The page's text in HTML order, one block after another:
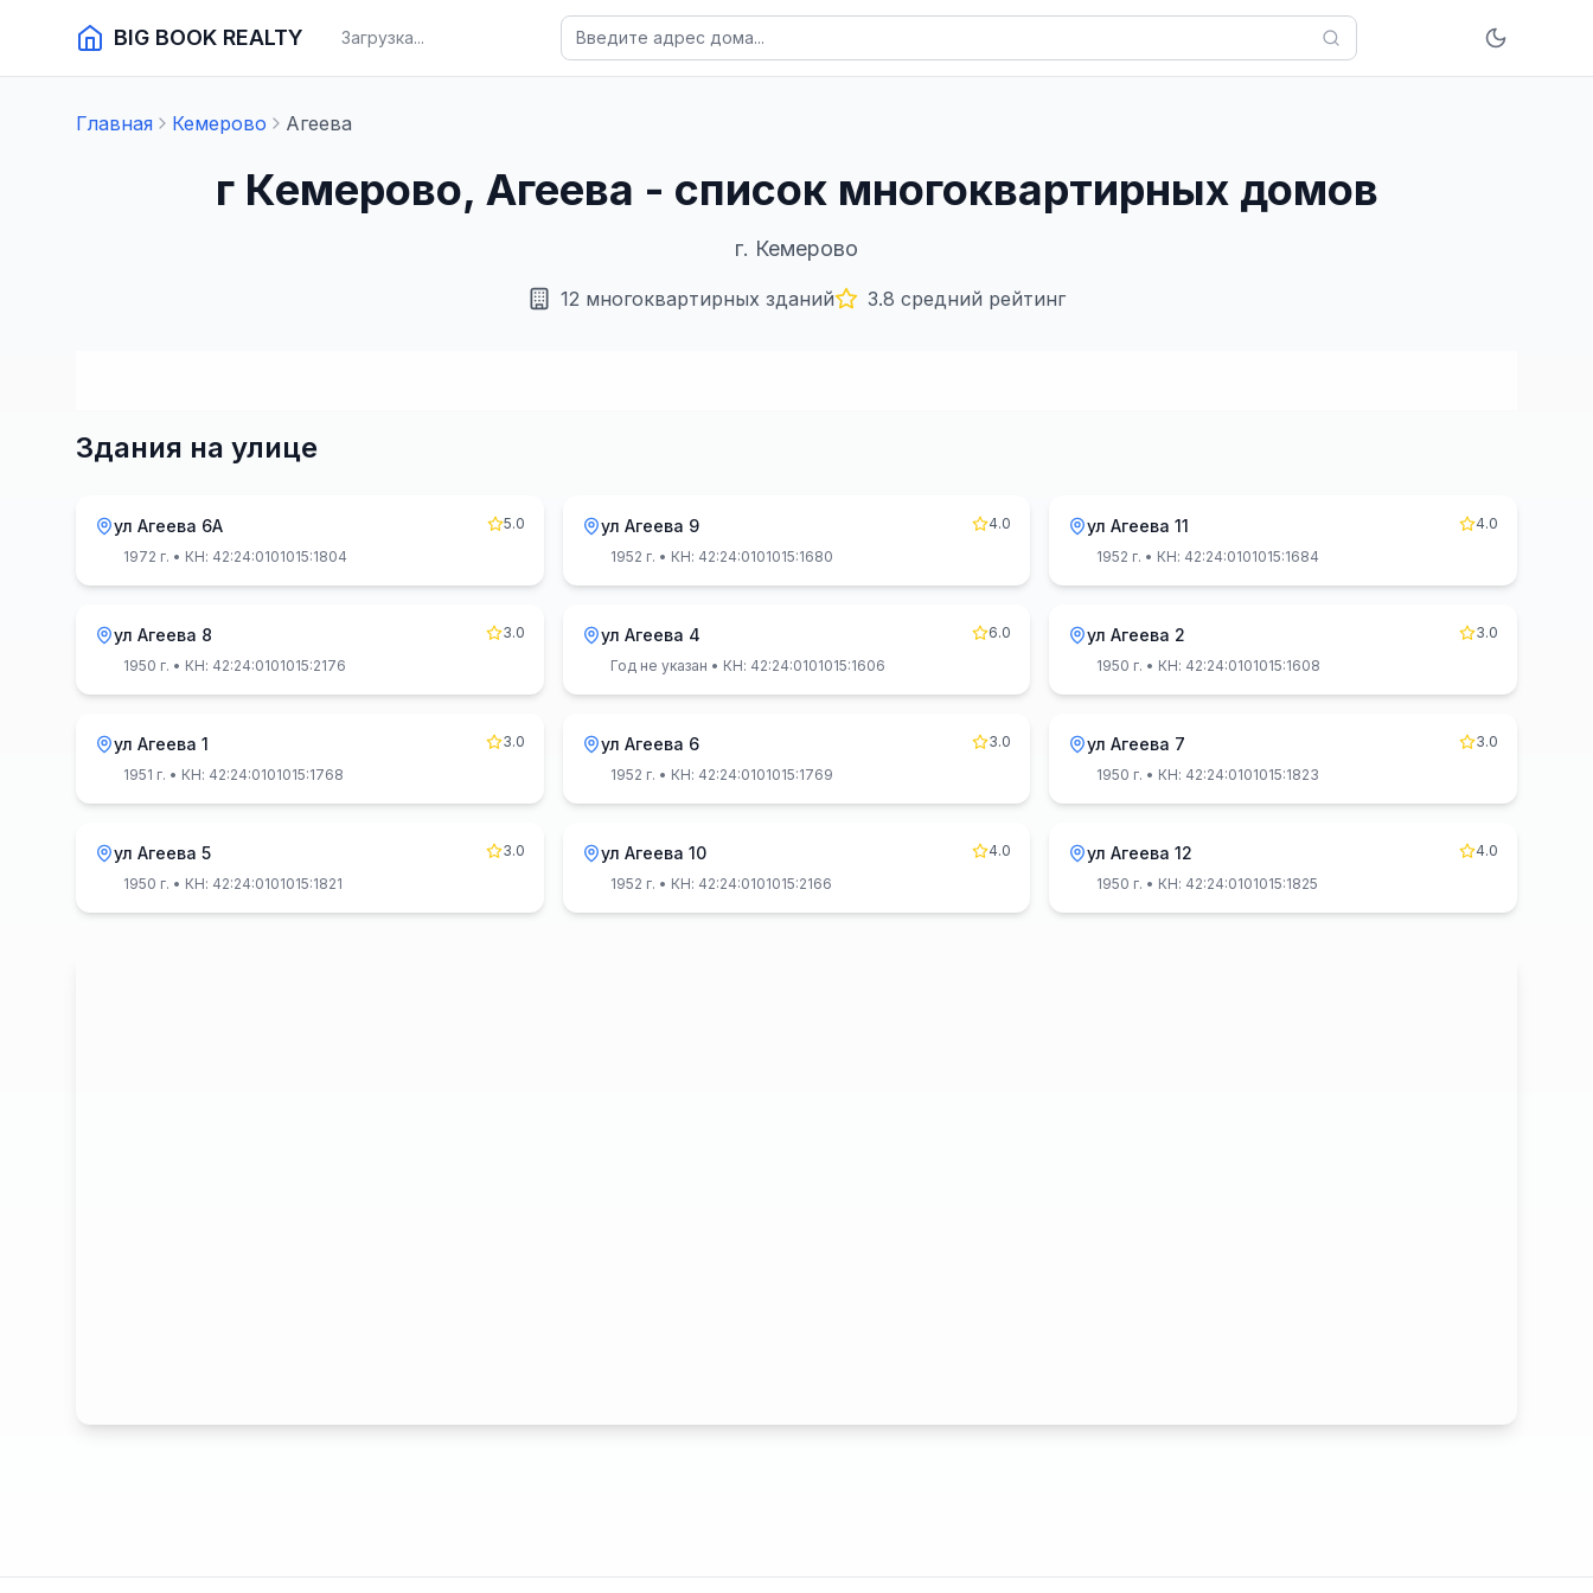
BIG BOOK REALTY Загрузка...
Главная Кемерово Агеева
г Кемерово, Агеева - список многоквартирных домов
г. Кемерово
12 многоквартирных зданий 3.8 средний рейтинг
Здания на улице
ул Агеева 6А
5.0
1972 г. • КН: 42:24:0101015:1804
ул Агеева 9
4.0
1952 г. • КН: 42:24:0101015:1680
ул Агеева 11
4.0
1952 г. • КН: 42:24:0101015:1684
ул Агеева 8
3.0
1950 г. • КН: 42:24:0101015:2176
ул Агеева 4
6.0
Год не указан • КН: 42:24:0101015:1606
ул Агеева 2
3.0
1950 г. • КН: 42:24:0101015:1608
ул Агеева 1
3.0
1951 г. • КН: 42:24:0101015:1768
ул Агеева 6
3.0
1952 г. • КН: 42:24:0101015:1769
ул Агеева 7
3.0
1950 г. • КН: 42:24:0101015:1823
ул Агеева 5
3.0
1950 г. • КН: 42:24:0101015:1821
ул Агеева 10
4.0
1952 г. • КН: 42:24:0101015:2166
ул Агеева 12
4.0
1950 г. • КН: 42:24:0101015:1825